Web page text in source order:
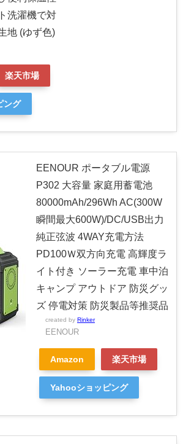
洗濯機で対
地 (ゆず色)
楽天市場
ング
EENOUR ポータブル電源
P302 大容量 家庭用蓄電池
80000mAh/296Wh AC(300W
瞬間最大600W)/DC/USB出力
純正弦波 4WAY充電方法
PD100Ｗ双方向充電 高輝度ラ
イト付き ソーラー充電 車中泊
キャンプ アウトドア 防災グッ
ズ 停電対策 防災製品等推奨品
created by Rinker
EENOUR
Amazon 楽天市場
Yahooショッピング